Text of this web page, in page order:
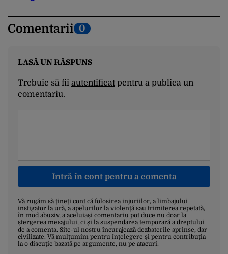
Comentarii 0
LASĂ UN RĂSPUNS
Trebuie să fii autentificatpentru a publica un
comentariu.
Intră în cont pentru a comenta
Vă rugăm să țineți cont că folosirea injuriilor, a limbajului
instigator la ură, a apelurilor la violență sau trimiterea repetată,
în mod abuziv, a aceluiași comentariu pot duce nu doar la
ștergerea mesajului, ci și la suspendarea temporară a dreptului
de a comenta. Site-ul nostru încurajează dezbaterile aprinse, dar
civilizate. Vă mulțumim pentru înțelegere și pentru contribuția
la o discuție bazată pe argumente, nu pe atacuri.